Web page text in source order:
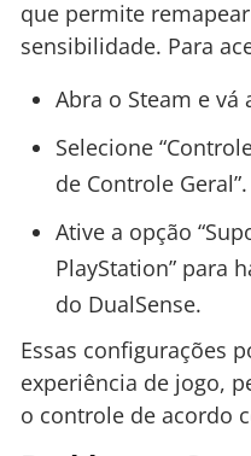
que permite
sensibilidade. Para
Abra o Steam e vá
Selecione
de Controle Geral”.
Ative a opção
PlayStation” para
do DualSense.
Essas configurações
experiência de jogo,
o controle de acordo